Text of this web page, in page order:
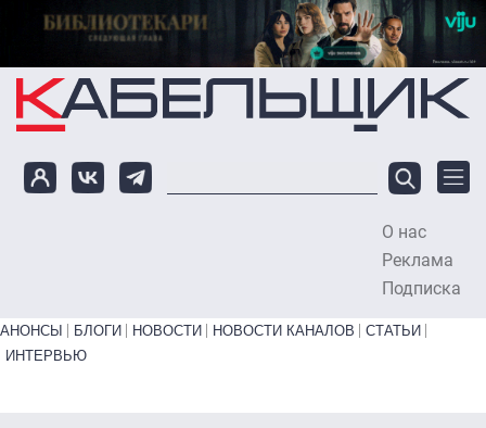
Перейти к основному содержанию
О нас
Реклама
Подписка
Primary links bottom
АНОНСЫ БЛОГИ НОВОСТИ НОВОСТИ КАНАЛОВ
СТАТЬИ
ИНТЕРВЬЮ